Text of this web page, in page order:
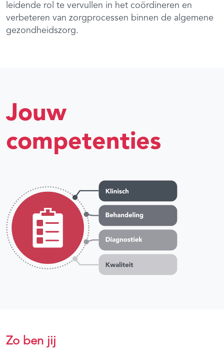
leidende rol te vervullen in het coördineren en
verbeteren van zorgprocessen binnen de algemene
gezondheidszorg.
Jouw
competenties
Zo ben jij